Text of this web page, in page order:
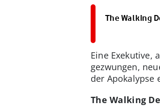
The Walking
Eine Exekutive,
gezwungen,
der Apokalypse
The Walking